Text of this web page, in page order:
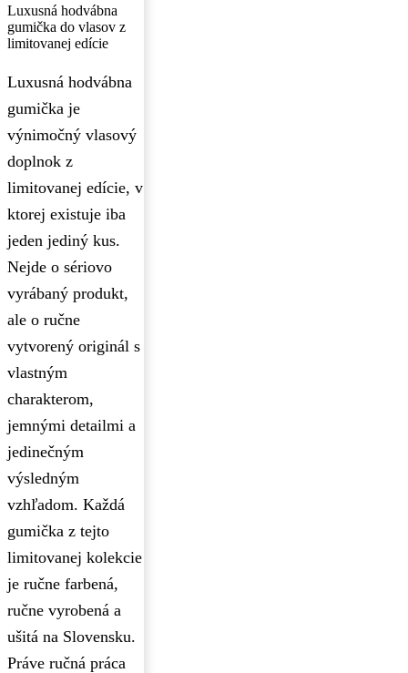
Luxusná hodvábna
gumička do vlasov z
limitovanej edície
Luxusná hodvábna
gumička je
výnimočný vlasový
doplnok z
limitovanej edície, v
ktorej existuje iba
jeden jediný kus.
Nejde o sériovo
vyrábaný produkt,
ale o ručne
vytvorený originál s
vlastným
charakterom,
jemnými detailmi a
jedinečným
výsledným
vzhľadom. Každá
gumička z tejto
limitovanej kolekcie
je ručne farbená,
ručne vyrobená a
ušitá na Slovensku.
Práve ručná práca